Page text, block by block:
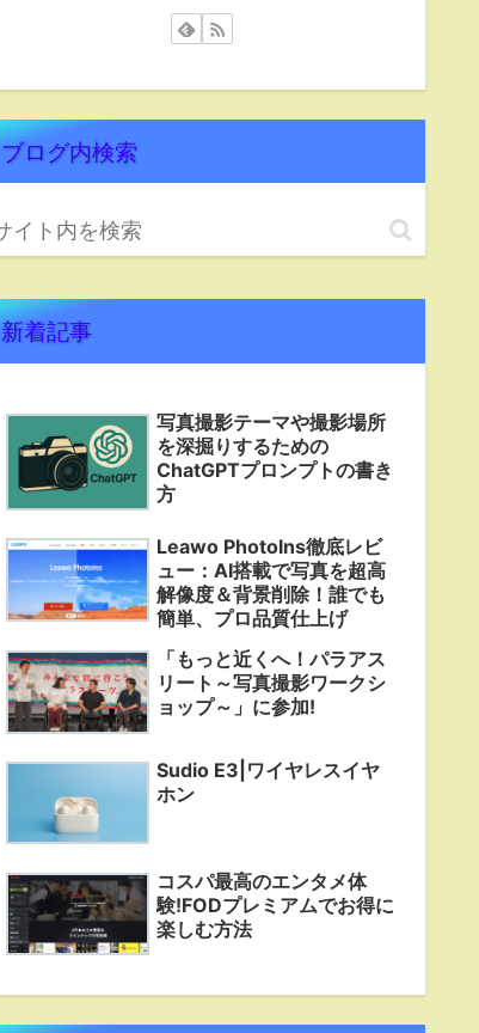
ブログ内検索
新着記事
写真撮影テーマや撮影場所
を深掘りするための
ChatGPTプロンプトの書き
方
Leawo PhotoIns徹底レビ
ュー：AI搭載で写真を超高
解像度＆背景削除！誰でも
簡単、プロ品質仕上げ
「もっと近くへ！パラアス
リート～写真撮影ワークシ
ョップ～」に参加!
Sudio E3|ワイヤレスイヤ
ホン
コスパ最高のエンタメ体
験!FODプレミアムでお得に
楽しむ方法